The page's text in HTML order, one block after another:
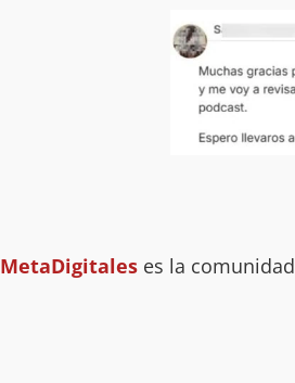
MetaDigitaleses la